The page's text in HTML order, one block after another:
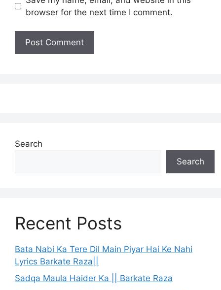
browser for the next time I comment.
Search
Search
Recent Posts
Bata Nabi Ka Tere Dil Main Piyar Hai Ke Nahi
Lyrics Barkate Raza||
Sadqa Maula Haider Ka || Barkate Raza